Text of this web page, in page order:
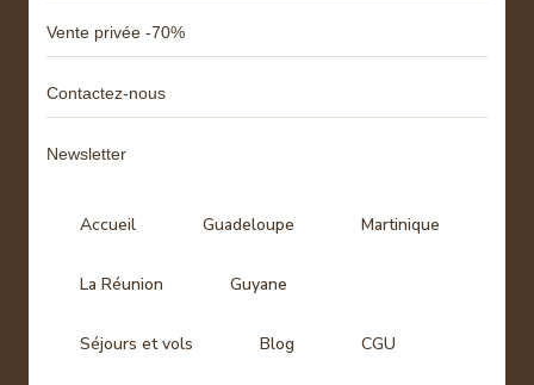
Vente privée -70%
Contactez-nous
Newsletter
Accueil Guadeloupe Martinique
La Réunion Guyane
Séjours et vols Blog CGU